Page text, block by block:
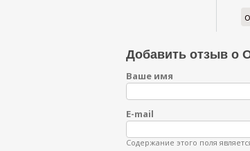
Добавить отзыв
Ваше имя
E-mail
Содержание этого поля